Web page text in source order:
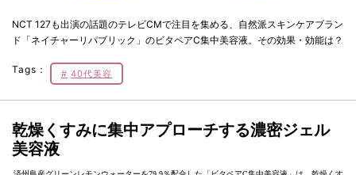
NCT 127も出演の話題のテレビCMで注目を集める、自然派スキンケアブラン
ド「ネイチャーリパブリック」のビタペアC集中美容液。その効果・効能は？
Tags： 40代美容
乾燥くすみに集中アプローチする濃密ジェル
美容液